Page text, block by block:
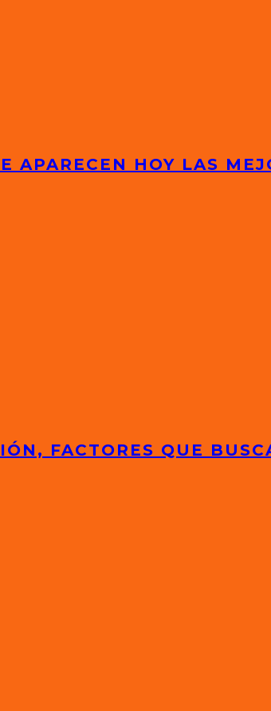
APARECEN HOY LAS
FACTORES QUE